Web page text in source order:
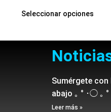
Seleccionar opciones
Sumérgete
abajo ｡ ° ･◯ ｡
Leer más »